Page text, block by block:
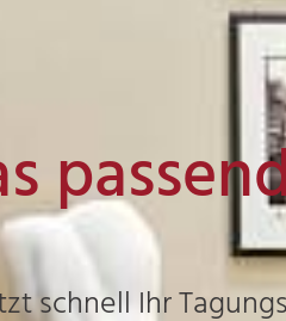
schnell Ihr